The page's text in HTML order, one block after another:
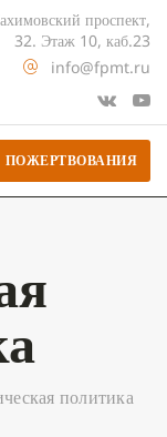
проспект,
32. Этаж 10, каб.23
info@fpmt.ru
ПОЖЕРТВОВАНИЯ
политика